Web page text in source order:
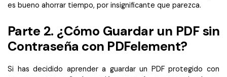
es bueno ahorrar tiempo, por insignificante que parezca.
Parte 2. ¿Cómo Guardar un PDF sin
Contraseña con PDFelement?
Si has decidido aprender a guardar un PDF protegido con